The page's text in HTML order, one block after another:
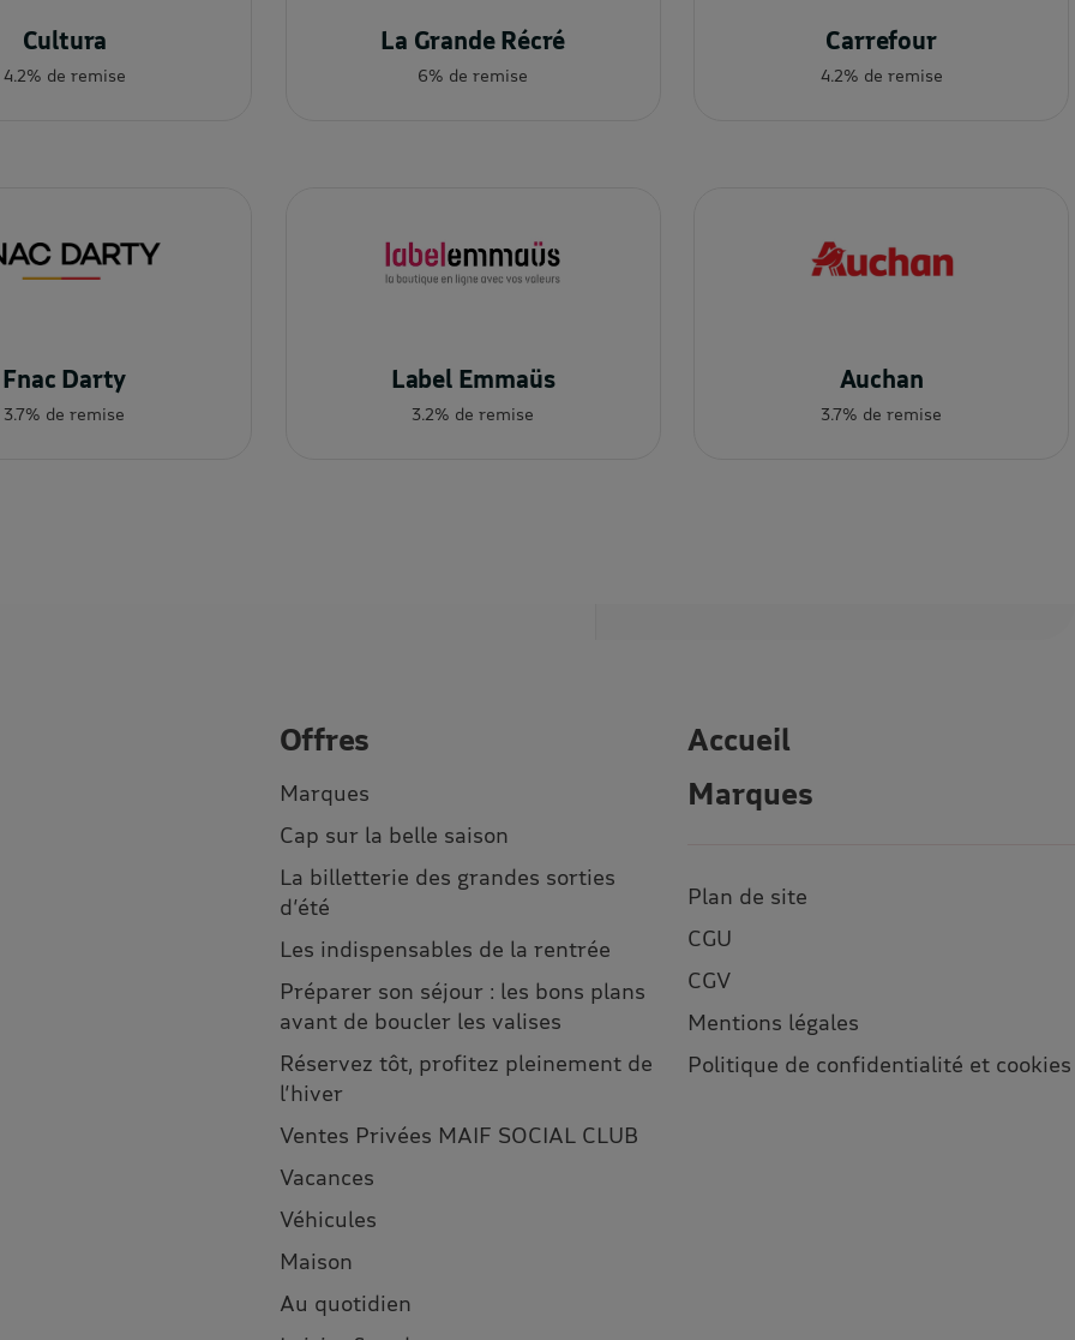
Cultura
4.2% de remise
La Grande Récré
6% de remise
Carrefour
4.2% de remise
Fnac Darty
3.7% de remise
Label Emmaüs
3.2% de remise
Auchan
3.7% de remise
Offres
Marques
Cap sur la belle saison
La billetterie des grandes sorties
d’été
Les indispensables de la rentrée
Préparer son séjour : les bons plans
avant de boucler les valises
Réservez tôt, profitez pleinement de
l’hiver
Ventes Privées MAIF SOCIAL CLUB
Vacances
Véhicules
Maison
Au quotidien
Accueil
Marques
Plan de site
CGU
CGV
Mentions légales
Politique de confidentialité et cookies